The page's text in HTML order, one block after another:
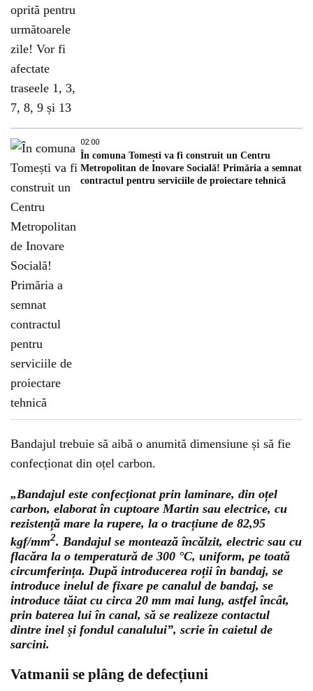
02:00
În comuna Tomești va fi construit un Centru
Metropolitan de Inovare Socială! Primăria a semnat
contractul pentru serviciile de proiectare tehnică
Bandajul trebuie să aibă o anumită dimensiune și să fie
confecționat din oțel carbon.
„Bandajul este confecționat prin laminare, din oțel
carbon, elaborat în cuptoare Martin sau electrice, cu
rezistență mare la rupere, la o tracțiune de 82,95
kgf/mm2. Bandajul se montează încălzit, electric sau cu
flacăra la o temperatură de 300 °C, uniform, pe toată
circumferința. După introducerea roții în bandaj, se
introduce inelul de fixare pe canalul de bandaj, se
introduce tăiat cu circa 20 mm mai lung, astfel încât,
prin baterea lui în canal, să se realizeze contactul
dintre inel și fondul canalului”, scrie în caietul de
sarcini.
Vatmanii se plâng de defecțiuni